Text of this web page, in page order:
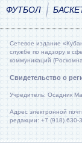
ФУТБОЛ
Сетевое издание
службе по надзору в
коммуникаций
Свидетельство о
Учредитель: Осадник
Адрес электронной
редакции: +7 (918) 630-